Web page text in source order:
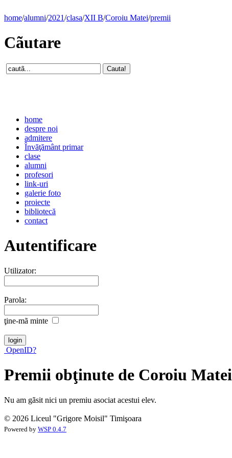
home/alumni/2021/clasa/XII B/Coroiu Matei/premii
Cãutare
home
despre noi
admitere
Învăţământ primar
clase
alumni
profesori
link-uri
galerie foto
proiecte
bibliotecă
contact
Autentificare
Utilizator:
Parola:
ţine-mã minte
OpenID?
Premii obţinute de Coroiu Matei
Nu am gãsit nici un premiu asociat acestui elev.
© 2026 Liceul "Grigore Moisil" Timişoara
Powered by WSP 0.4.7